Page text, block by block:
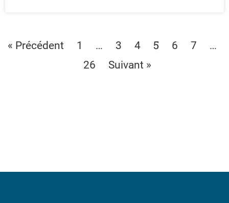
« Précédent 1 … 3 4 5 6 7 …
26 Suivant »